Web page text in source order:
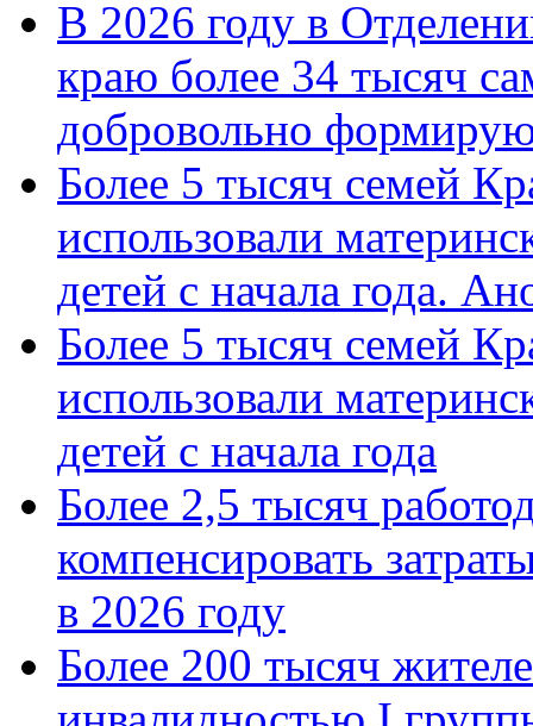
В 2026 году в
краю более 34 тысяч
добровольно
Более 5 тысяч семей
использовали
детей с начала года.
Более 5 тысяч семей
использовали
детей с начала года
Более 2,5 тысяч
компенсировать
в 2026 году
Более 200 тысяч